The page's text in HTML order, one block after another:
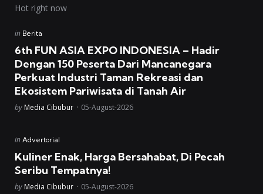
Hot right now
Posted
in Berita
6th FUN ASIA EXPO INDONESIA – Hadir
Dengan 150 Peserta Dari Mancanegara
Perkuat Industri Taman Rekreasi dan
Ekosistem Pariwisata di Tanah Air
Posted
by Media Cibubur 05-August-2026
Posted
in Advertorial
Kuliner Enak, Harga Bersahabat, Di Pecah
Seribu Tempatnya!
Posted
by Media Cibubur 05-August-2026